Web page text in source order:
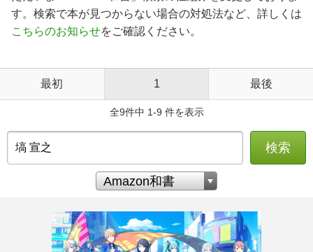
す。検索で本が見つからない場合の対処法など、詳しくは
こちらのお知らせをご確認ください。
最初 1 最後
全9件中 1-9 件を表示
検索